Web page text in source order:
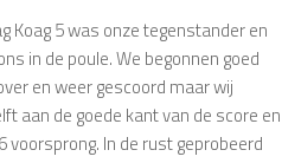
Koag 5 was onze tegenstander en
in de poule. We begonnen goed
en weer gescoord maar wij
aan de goede kant van de score en
voorsprong. In de rust geprobeerd